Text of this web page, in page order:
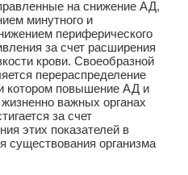
на снижение АД,
минутного и
периферического
за счет расширения
крови. Своеобразной
перераспределение
котором повышение АД и
важных органах
за счет
этих показателей в
существования организма